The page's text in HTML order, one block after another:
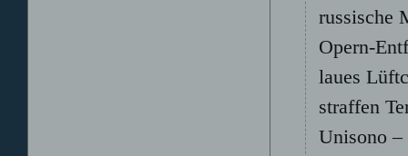
russische
Opern-
laues
straffen
Unisono –